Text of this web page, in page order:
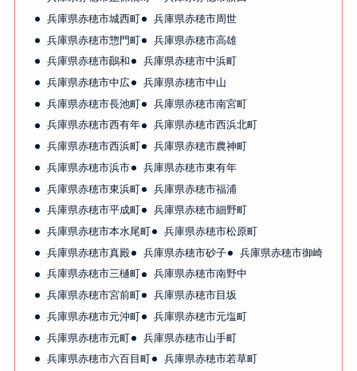
兵庫県赤穂市城西町
兵庫県赤穂市周世
兵庫県赤穂市惣門町
兵庫県赤穂市高雄
兵庫県赤穂市鷆和
兵庫県赤穂市中浜町
兵庫県赤穂市中広
兵庫県赤穂市中山
兵庫県赤穂市長池町
兵庫県赤穂市南宮町
兵庫県赤穂市西有年
兵庫県赤穂市西浜北町
兵庫県赤穂市西浜町
兵庫県赤穂市農神町
兵庫県赤穂市浜市
兵庫県赤穂市東有年
兵庫県赤穂市東浜町
兵庫県赤穂市福浦
兵庫県赤穂市平成町
兵庫県赤穂市細野町
兵庫県赤穂市本水尾町
兵庫県赤穂市松原町
兵庫県赤穂市真殿
兵庫県赤穂市砂子
兵庫県赤穂市御崎
兵庫県赤穂市三樋町
兵庫県赤穂市南野中
兵庫県赤穂市宮前町
兵庫県赤穂市目坂
兵庫県赤穂市元沖町
兵庫県赤穂市元塩町
兵庫県赤穂市元町
兵庫県赤穂市山手町
兵庫県赤穂市六百目町
兵庫県赤穂市若草町